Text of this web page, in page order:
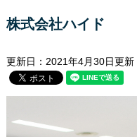
文
へ株式会社ハイド
更新日：2021年4月30日更新